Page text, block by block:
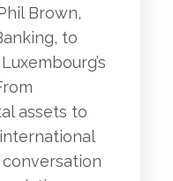
Brown,
to
assets to